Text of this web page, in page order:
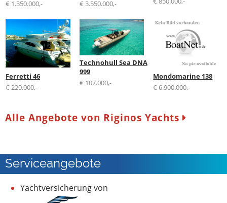
€ 1.350.000,-
€ 3.550.000,-
Ferretti 46
€ 220.000,-
Technohull Sea DNA
999
€ 107.000,-
Mondomarine 138
€ 6.900.000,-
Alle Angebote von Riginos Yachts
Serviceangebote
Yachtversicherung von